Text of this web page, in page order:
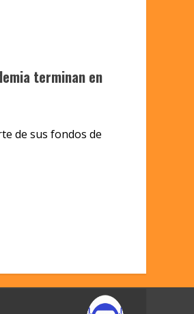
terminan en
de sus fondos de